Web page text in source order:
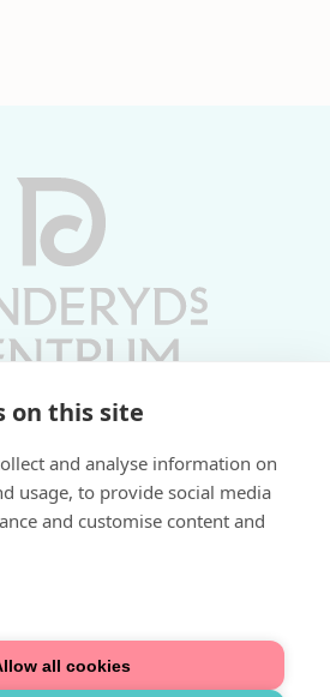
on this site
and analyse information on
usage, to provide social media
and customise content and
all cookies
11-17 | Livs 07-22
i P-hus:
Välkommen